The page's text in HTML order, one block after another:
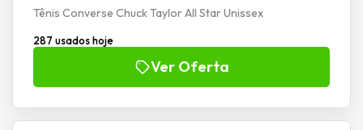
Tênis Converse Chuck Taylor All Star Unissex
287 usados hoje
Ver Oferta